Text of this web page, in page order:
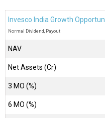
Invesco India Growth
Normal Dividend, Payout
NAV
Net Assets (Cr)
3 MO (%)
6 MO (%)